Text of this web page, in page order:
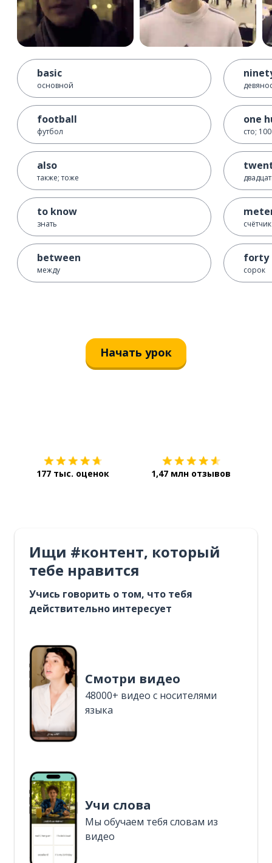
basic
основной
football
футбол
also
также; тоже
to know
знать
between
между
one
сто; 100
счётчик
forty
сорок
Начать урок
177 тыс. оценок 1,47 млн отзывов
Ищи #контент, который
тебе нравится
Учись говорить о том, что тебя
действительно интересует
Смотри видео
48000+ видео с носителями
языка
Учи слова
Мы обучаем тебя словам из
видео